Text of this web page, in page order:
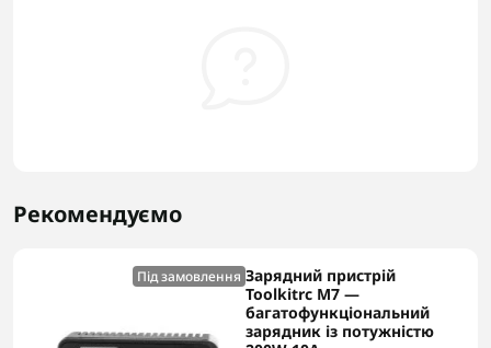
Рекомендуємо
Під замовлення Зарядний пристрій
Toolkitrc M7 —
багатофункціональний
зарядник із потужністю